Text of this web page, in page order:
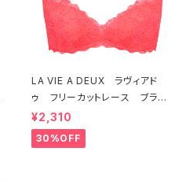
LA VIE A DEUX ラヴィアド
ゥ フリーカットレース ブラレ
ット ソフトブラ（トマトレッド）2
2457 SALE 送料無料
¥2,310
30%OFF